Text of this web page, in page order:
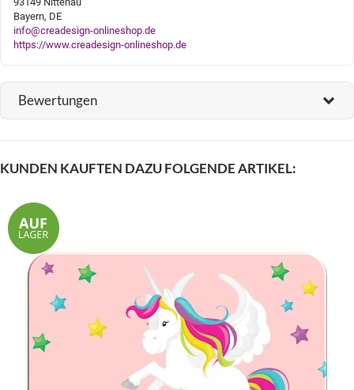
Bayern, DE
info@creadesign-onlineshop.de
https://www.creadesign-onlineshop.de
Bewertungen
KUNDEN KAUFTEN DAZU FOLGENDE ARTIKEL: